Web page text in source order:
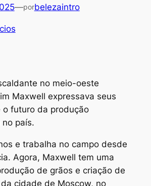
—porbelezaintro
no meio-oeste
Maxwell expressava seus
o futuro da produção
no país.
e trabalha no campo desde
Agora, Maxwell tem uma
de grãos e criação de
cidade de Moscow, no